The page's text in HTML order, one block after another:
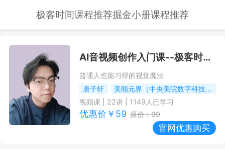
极客时间课程推荐掘金小册课程推荐
AI音视频创作入门课--极客时间课程推荐/优惠
普通人也能习得的视觉魔法
唐子轩
美顺元界（中央美院数字科技产业公司）技术研发负责人
视频课| 22讲 | 1149 人已学习
优惠价￥ 59 原价：99
官网优惠购买